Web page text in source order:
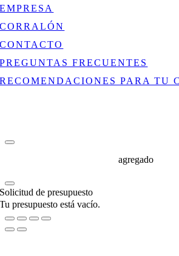
EMPRESA
CORRALÓN
CONTACTO
PREGUNTAS FRECUENTES
RECOMENDACIONES PARA TU
agregado
Solicitud de presupuesto
Tu presupuesto está vacío.